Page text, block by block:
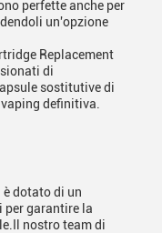
perfette anche per
un'opzione
Replacement
di
sostitutive di
definitiva.
è dotato di un
per garantire la
nostro team di